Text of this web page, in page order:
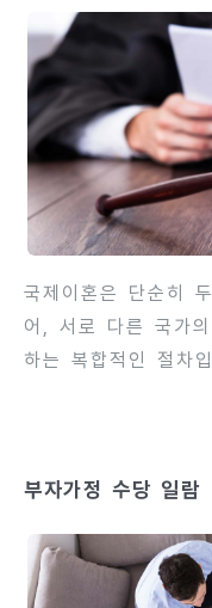
상황에서 이혼을 통
단계, 법적·정서적
이를 통해 감정적 충
내릴 수 있도록 도와
준비 과정을 명확히
분쟁과 손해를 예방
국제이혼은 단순히
어, 서로 다른 국가
하는 복합적인 절차
재 여부에 따라 국
한 불이익을 당할 수
변호사뿐 아니라 상
부자가정 수당 일